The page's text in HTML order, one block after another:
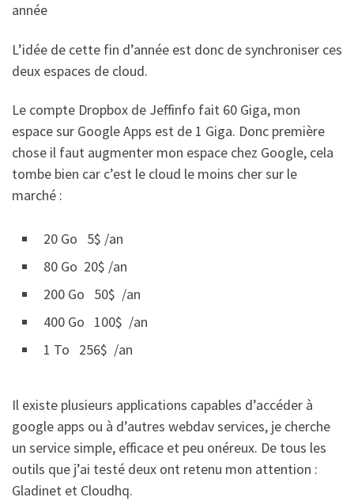
année
L’idée de cette fin d’année est donc de synchroniser ces
deux espaces de cloud.
Le compte Dropbox de Jeffinfo fait 60 Giga, mon
espace sur Google Apps est de 1 Giga. Donc première
chose il faut augmenter mon espace chez Google, cela
tombe bien car c’est le cloud le moins cher sur le
marché :
20 Go 5$ /an
80 Go 20$ /an
200 Go 50$ /an
400 Go 100$ /an
1 To 256$ /an
Il existe plusieurs applications capables d’accéder à
google apps ou à d’autres webdav services, je cherche
un service simple, efficace et peu onéreux. De tous les
outils que j’ai testé deux ont retenu mon attention :
Gladinet et Cloudhq.